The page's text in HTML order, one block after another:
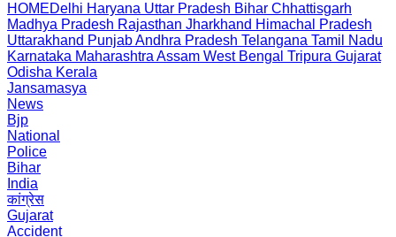
HOMEDelhi Haryana Uttar Pradesh Bihar Chhattisgarh
Madhya Pradesh Rajasthan Jharkhand Himachal Pradesh
Uttarakhand PunjabAndhra Pradesh Telangana Tamil Nadu
Karnataka Maharashtra Assam West Bengal Tripura Gujarat
Odisha Kerala
Jansamasya
News
Bjp
National
Police
Bihar
India
कांग्रेस
Gujarat
Accident